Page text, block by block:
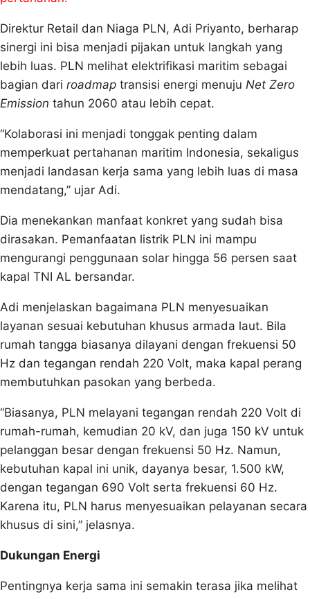
Direktur Retail dan Niaga PLN, Adi Priyanto, berharap
sinergi ini bisa menjadi pijakan untuk langkah yang
lebih luas. PLN melihat elektrifikasi maritim sebagai
bagian dari roadmap transisi energi menuju Net Zero
Emission tahun 2060 atau lebih cepat.
“Kolaborasi ini menjadi tonggak penting dalam
memperkuat pertahanan maritim Indonesia, sekaligus
menjadi landasan kerja sama yang lebih luas di masa
mendatang,” ujar Adi.
Dia menekankan manfaat konkret yang sudah bisa
dirasakan. Pemanfaatan listrik PLN ini mampu
mengurangi penggunaan solar hingga 56 persen saat
kapal TNI AL bersandar.
Adi menjelaskan bagaimana PLN menyesuaikan
layanan sesuai kebutuhan khusus armada laut. Bila
rumah tangga biasanya dilayani dengan frekuensi 50
Hz dan tegangan rendah 220 Volt, maka kapal perang
membutuhkan pasokan yang berbeda.
“Biasanya, PLN melayani tegangan rendah 220 Volt di
rumah-rumah, kemudian 20 kV, dan juga 150 kV untuk
pelanggan besar dengan frekuensi 50 Hz. Namun,
kebutuhan kapal ini unik, dayanya besar, 1.500 kW,
dengan tegangan 690 Volt serta frekuensi 60 Hz.
Karena itu, PLN harus menyesuaikan pelayanan secara
khusus di sini,” jelasnya.
Dukungan Energi
Pentingnya kerja sama ini semakin terasa jika melihat